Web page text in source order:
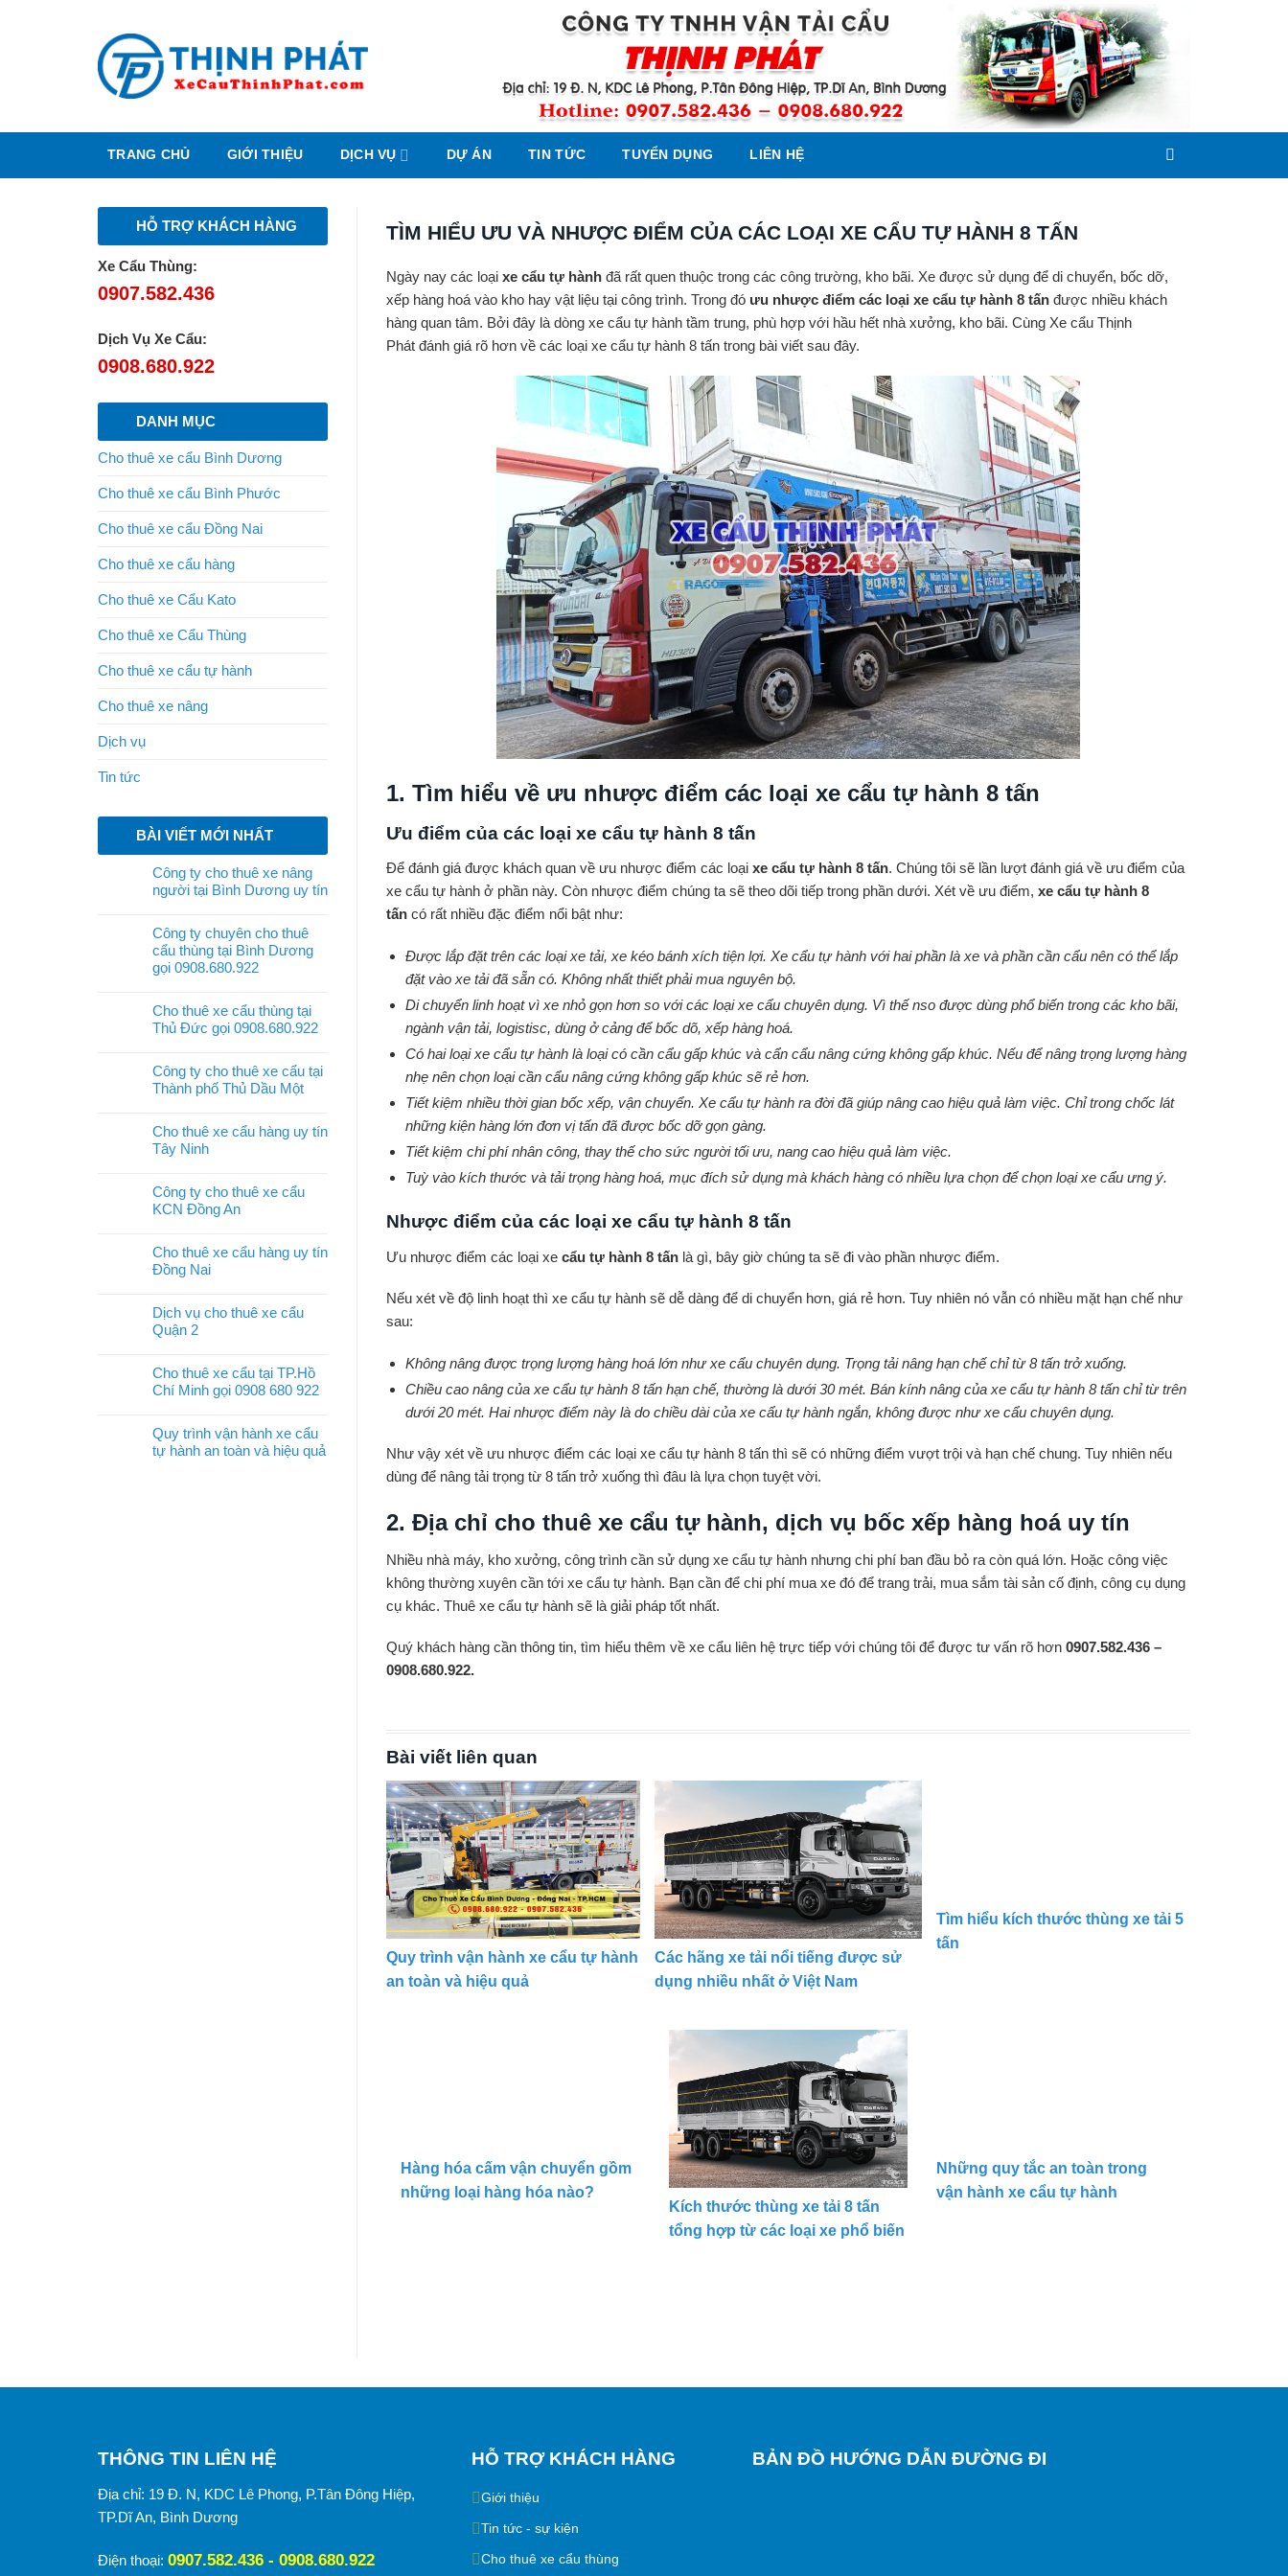
TRANG CHỦ GIỚI THIỆU DỊCH VỤ DỰ ÁN TIN TỨC TUYỂN DỤNG LIÊN HỆ
HỖ TRỢ KHÁCH HÀNG
Xe Cẩu Thùng:
0907.582.436
Dịch Vụ Xe Cẩu:
0908.680.922
DANH MỤC
Cho thuê xe cẩu Bình Dương
Cho thuê xe cẩu Bình Phước
Cho thuê xe cẩu Đồng Nai
Cho thuê xe cẩu hàng
Cho thuê xe Cẩu Kato
Cho thuê xe Cẩu Thùng
Cho thuê xe cẩu tự hành
Cho thuê xe nâng
Dịch vụ
Tin tức
BÀI VIẾT MỚI NHẤT
Công ty cho thuê xe nâng
người tại Bình Dương uy tín
Công ty chuyên cho thuê
cẩu thùng tại Bình Dương
gọi 0908.680.922
Cho thuê xe cẩu thùng tại
Thủ Đức gọi 0908.680.922
Công ty cho thuê xe cẩu tại
Thành phố Thủ Dầu Một
Cho thuê xe cẩu hàng uy tín
Tây Ninh
Công ty cho thuê xe cẩu
KCN Đồng An
Cho thuê xe cẩu hàng uy tín
Đồng Nai
Dịch vụ cho thuê xe cẩu
Quận 2
Cho thuê xe cẩu tại TP.Hồ
Chí Minh gọi 0908 680 922
Quy trình vận hành xe cẩu
tự hành an toàn và hiệu quả
TÌM HIỂU ƯU VÀ NHƯỢC ĐIỂM CỦA CÁC LOẠI XE CẨU TỰ HÀNH 8 TẤN
Ngày nay các loại xe cẩu tự hành đã rất quen thuộc trong các công trường, kho bãi. Xe được sử dụng để di chuyển, bốc dỡ,
xếp hàng hoá vào kho hay vật liệu tại công trình. Trong đó ưu nhược điểm các loại xe cẩu tự hành 8 tấn được nhiều khách
hàng quan tâm. Bởi đây là dòng xe cẩu tự hành tầm trung, phù hợp với hầu hết nhà xưởng, kho bãi. Cùng Xe cẩu Thịnh
Phát đánh giá rõ hơn về các loại xe cẩu tự hành 8 tấn trong bài viết sau đây.
1. Tìm hiểu về ưu nhược điểm các loại xe cẩu tự hành 8 tấn
Ưu điểm của các loại xe cẩu tự hành 8 tấn
Để đánh giá được khách quan về ưu nhược điểm các loại xe cẩu tự hành 8 tấn. Chúng tôi sẽ lần lượt đánh giá về ưu điểm của
xe cẩu tự hành ở phần này. Còn nhược điểm chúng ta sẽ theo dõi tiếp trong phần dưới. Xét về ưu điểm, xe cẩu tự hành 8
tấn có rất nhiều đặc điểm nổi bật như:
Được lắp đặt trên các loại xe tải, xe kéo bánh xích tiện lợi. Xe cẩu tự hành với hai phần là xe và phần cần cẩu nên có thể lắp
đặt vào xe tải đã sẵn có. Không nhất thiết phải mua nguyên bộ.
Di chuyển linh hoạt vì xe nhỏ gọn hơn so với các loại xe cẩu chuyên dụng. Vì thế nso được dùng phổ biến trong các kho bãi,
ngành vận tải, logistisc, dùng ở cảng để bốc dõ, xếp hàng hoá.
Có hai loại xe cẩu tự hành là loại có cần cẩu gấp khúc và cẩn cẩu nâng cứng không gấp khúc. Nếu để nâng trọng lượng hàng
nhẹ nên chọn loại cần cẩu nâng cứng không gấp khúc sẽ rẻ hơn.
Tiết kiệm nhiều thời gian bốc xếp, vận chuyển. Xe cẩu tự hành ra đời đã giúp nâng cao hiệu quả làm việc. Chỉ trong chốc lát
những kiện hàng lớn đơn vị tấn đã được bốc dỡ gọn gàng.
Tiết kiệm chi phí nhân công, thay thế cho sức người tối ưu, nang cao hiệu quả làm việc.
Tuỳ vào kích thước và tải trọng hàng hoá, mục đích sử dụng mà khách hàng có nhiều lựa chọn để chọn loại xe cẩu ưng ý.
Nhược điểm của các loại xe cẩu tự hành 8 tấn
Ưu nhược điểm các loại xe cẩu tự hành 8 tấn là gì, bây giờ chúng ta sẽ đi vào phần nhược điểm.
Nếu xét về độ linh hoạt thì xe cẩu tự hành sẽ dễ dàng để di chuyển hơn, giá rẻ hơn. Tuy nhiên nó vẫn có nhiều mặt hạn chế như
sau:
Không nâng được trọng lượng hàng hoá lớn như xe cẩu chuyên dụng. Trọng tải nâng hạn chế chỉ từ 8 tấn trở xuống.
Chiều cao nâng của xe cẩu tự hành 8 tấn hạn chế, thường là dưới 30 mét. Bán kính nâng của xe cẩu tự hành 8 tấn chỉ từ trên
dưới 20 mét. Hai nhược điểm này là do chiều dài của xe cẩu tự hành ngắn, không được như xe cẩu chuyên dụng.
Như vậy xét về ưu nhược điểm các loại xe cẩu tự hành 8 tấn thì sẽ có những điểm vượt trội và hạn chế chung. Tuy nhiên nếu
dùng để nâng tải trọng từ 8 tấn trở xuống thì đâu là lựa chọn tuyệt vời.
2. Địa chỉ cho thuê xe cẩu tự hành, dịch vụ bốc xếp hàng hoá uy tín
Nhiều nhà máy, kho xưởng, công trình cần sử dụng xe cẩu tự hành nhưng chi phí ban đầu bỏ ra còn quá lớn. Hoặc công việc
không thường xuyên cần tới xe cẩu tự hành. Bạn cần để chi phí mua xe đó để trang trải, mua sắm tài sản cố định, công cụ dụng
cụ khác. Thuê xe cẩu tự hành sẽ là giải pháp tốt nhất.
Quý khách hàng cần thông tin, tìm hiểu thêm về xe cẩu liên hệ trực tiếp với chúng tôi để được tư vấn rõ hơn 0907.582.436 –
0908.680.922.
Bài viết liên quan
Quy trình vận hành xe cẩu tự hành
an toàn và hiệu quả
Các hãng xe tải nổi tiếng được sử
dụng nhiều nhất ở Việt Nam
Tìm hiểu kích thước thùng xe tải 5
tấn
Hàng hóa cấm vận chuyển gồm
những loại hàng hóa nào?
Kích thước thùng xe tải 8 tấn
tổng hợp từ các loại xe phổ biến
Những quy tắc an toàn trong
vận hành xe cẩu tự hành
THÔNG TIN LIÊN HỆ
Địa chỉ: 19 Đ. N, KDC Lê Phong, P.Tân Đông Hiệp,
TP.Dĩ An, Bình Dương
Điện thoại: 0907.582.436 - 0908.680.922
HỖ TRỢ KHÁCH HÀNG
Giới thiệu
Tin tức - sự kiện
Cho thuê xe cẩu thùng
BẢN ĐỒ HƯỚNG DẪN ĐƯỜNG ĐI